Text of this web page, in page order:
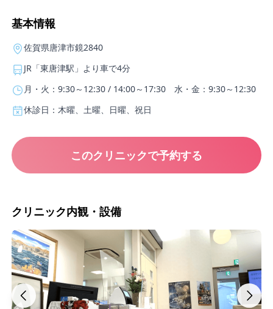
基本情報
佐賀県唐津市鏡2840
JR「東唐津駅」より車で4分
月・火：9:30～12:30 / 14:00～17:30 水・金：9:30～12:30
休診日：木曜、土曜、日曜、祝日
このクリニックで予約する
クリニック内観・設備